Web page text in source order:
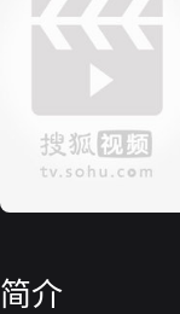
简介